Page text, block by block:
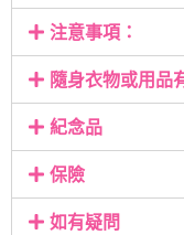
注意事項：
隨身衣物或用品
紀念品
保險
如有疑問